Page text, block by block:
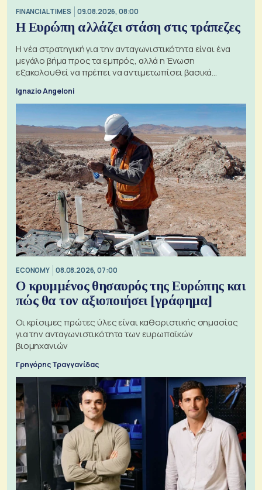
FINANCIAL TIMES 09.08.2026, 08:00
Η Ευρώπη αλλάζει στάση στις τράπεζες
Η νέα στρατηγική για την ανταγωνιστικότητα είναι ένα
μεγάλο βήμα προς τα εμπρός, αλλά η Ένωση
εξακολουθεί να πρέπει να αντιμετωπίσει βασικά
Ignazio Angeloni
ECONOMY 08.08.2026, 07:00
Ο κρυμμένος θησαυρός της Ευρώπης και
πώς θα τον αξιοποιήσει [γράφημα]
Οι κρίσιμες πρώτες ύλες είναι καθοριστικής σημασίας
για την ανταγωνιστικότητα των ευρωπαϊκών
βιομηχανιών
Γρηγόρης Τραγγανίδας